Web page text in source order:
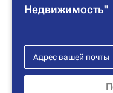
Недвижимость"